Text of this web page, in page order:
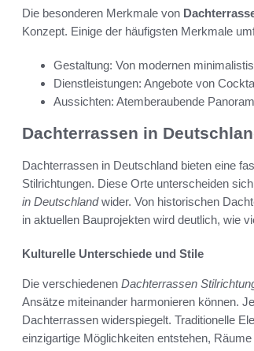
Die besonderen Merkmale von
Konzept. Einige der häufigsten Merkmale
Gestaltung: Von modernen
Dienstleistungen: Angebote von
Aussichten: Atemberaubende
Dachterrassen in
Dachterrassen in Deutschland bieten eine
Stilrichtungen. Diese Orte unterscheiden
in Deutschlandwider. Von historischen
in aktuellen Bauprojekten wird deutlich, wie
Kulturelle Unterschiede und Stile
Die verschiedenen Dachterrassen
Ansätze miteinander harmonieren können.
Dachterrassen widerspiegelt. Traditionelle
einzigartige Möglichkeiten entstehen,